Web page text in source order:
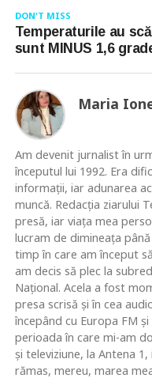
DON'T MISS
Temperaturile au
sunt MINUS 1,6
Maria
Am devenit jurnalist în
începutul lui 1992. Era
informaţii, iar adunarea
muncă. Redacţia ziarului
presă, iar viaţa mea
lucram de dimineaţa
timp în care am început
am decis să plec la
Naţional. Acela a fost
presa scrisă şi în cea
începând cu Europa FM
perioada în care mi-am
şi televiziune, la Antena
rămas, mereu, marea